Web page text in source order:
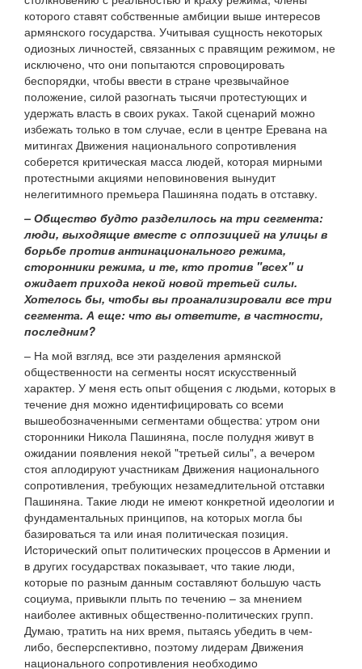
которого ставят собственные амбиции выше интересов
армянского государства. Учитывая сущность некоторых
одиозных личностей, связанных с правящим режимом, не
исключено, что они попытаются спровоцировать
беспорядки, чтобы ввести в стране чрезвычайное
положение, силой разогнать тысячи протестующих и
удержать власть в своих руках. Такой сценарий можно
избежать только в том случае, если в центре Еревана на
митингах Движения национального сопротивления
соберется критическая масса людей, которая мирными
протестными акциями неповиновения вынудит
нелегитимного премьера Пашиняна подать в отставку.
– Общество будто разделилось на три сегмента:
люди, выходящие вместе с оппозицией на улицы в
борьбе против антинационального режима,
сторонники режима, и те, кто против "всех" и
ожидает прихода некой новой третьей силы.
Хотелось бы, чтобы вы проанализировали все три
сегмента. А еще: что вы ответите, в частности,
последним?
– На мой взгляд, все эти разделения армянской
общественности на сегменты носят искусственный
характер. У меня есть опыт общения с людьми, которых в
течение дня можно идентифицировать со всеми
вышеобозначенными сегментами общества: утром они
сторонники Никола Пашиняна, после полудня живут в
ожидании появления некой "третьей силы", а вечером
стоя аплодируют участникам Движения национального
сопротивления, требующих незамедлительной отставки
Пашиняна. Такие люди не имеют конкретной идеологии и
фундаментальных принципов, на которых могла бы
базироваться та или иная политическая позиция.
Исторический опыт политических процессов в Армении и
в других государствах показывает, что такие люди,
которые по разным данным составляют большую часть
социума, привыкли плыть по течению – за мнением
наиболее активных общественно-политических групп.
Думаю, тратить на них время, пытаясь убедить в чем-
либо, бесперспективно, поэтому лидерам Движения
национального сопротивления необходимо